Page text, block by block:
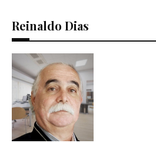
Reinaldo Dias